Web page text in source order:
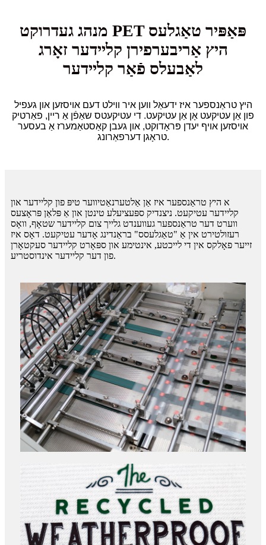
מנהג געדרוקט PET פּאַפּיר טאַגלעס
היץ אַריבערפירן קליידער זאָרג
לאַבעלס פֿאַר קליידער
היץ טראַנספער איז ידעאַל ווען איר ווילט דעם אויסזען און געפיל
פון אַן עטיקעט אָן אַן עטיקעט. די עטיקעטס שאַפֿן אַ ריין, פאַרטיק
אויסזען אויף יעדן פּראָדוקט, און געבן קאַסטאַמערז אַ בעסער
טראָגן דערפאַרונג.
א היץ טראַנספער איז אַן אַלטערנאַטיווער טיפּ פון קליידער און
קליידער עטיקעט. ניצנדיק ספּעציעלע טינטן און אַ פּלאַן פּראָצעס
ווערט דער טראַנספער געווענדט גלייך צום קליידער שטאָף, וואָס
רעזולטירט אין אַ "טאַגלעסס" בראַנדינג אָדער עטיקעט. דאָס איז
זייער פאָלקס אין די לייכטע, אינטימע און ספּאָרט קליידער סעקטאָרן
פון דער קליידער אינדוסטריע.